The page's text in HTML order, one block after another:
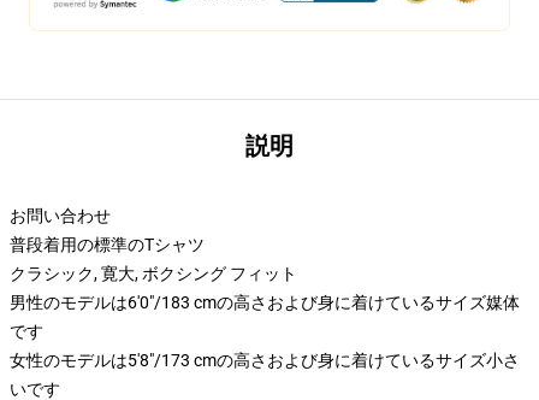
説明
お問い合わせ
普段着用の標準のTシャツ
クラシック, 寛大, ボクシング フィット
男性のモデルは6'0"/183 cmの高さおよび身に着けているサイズ媒体
です
女性のモデルは5'8"/173 cmの高さおよび身に着けているサイズ小さ
いです